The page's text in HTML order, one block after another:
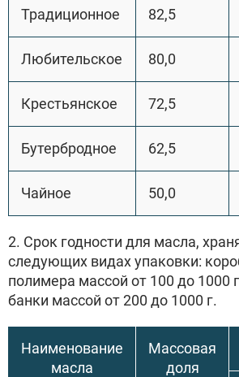
Традиционное 82,5
Любительское 80,0
Крестьянское 72,5
Бутербродное 62,5
Чайное 50,0
2. Срок годности для масла,
следующих видах упаковки:
полимера массой от 100 до 1000
банки массой от 200 до 1000 г.
Наименование
масла
Массовая
доля